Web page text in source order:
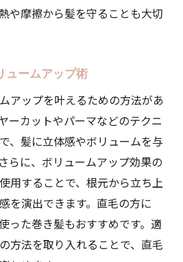
や摩擦から髪を守ることも大切
ュームアップ術
アップを叶えるための方法があ
ーカットやパーマなどのテクニ
、髪に立体感やボリュームを与
らに、ボリュームアップ効果の
用することで、根元から立ち上
を演出できます。直毛の方に
った巻き髪もおすすめです。適
方法を取り入れることで、直毛